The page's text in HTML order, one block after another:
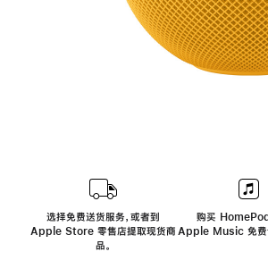
选择免费送货服务，或者到
Apple Store 零售店提取现货商
品。
购买
Apple Music 免费